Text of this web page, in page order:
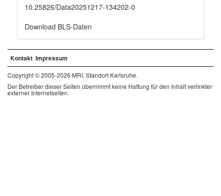
10.25826/Data20251217-134202-0
Download BLS-Daten
Kontakt Impressum
Copyright © 2005-2026 MRI, Standort Karlsruhe.
Der Betreiber dieser Seiten übernimmt keine Haftung für den Inhalt verlinkter
externer Internetseiten.